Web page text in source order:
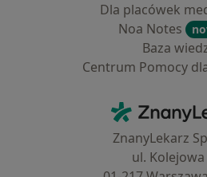
Dla placówek
Noa Notes
Baza
Centrum Pomocy
ZnanyLekarz
ul.